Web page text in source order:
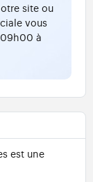
site ou
vous
à
est une